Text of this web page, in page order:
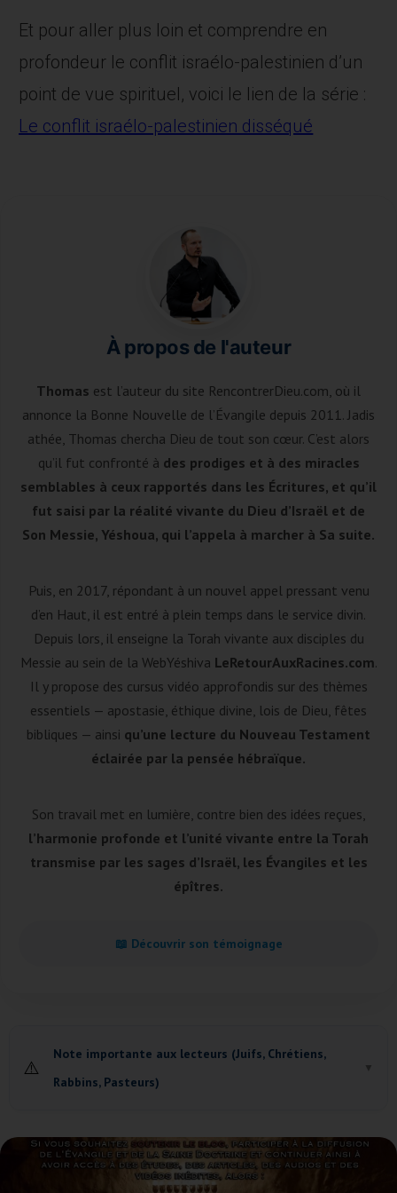
Et pour aller plus loin et comprendre en
profondeur le conflit israélo-palestinien d’un
point de vue spirituel, voici le lien de la série :
Le conflit israélo-palestinien disséqué
À propos de l'auteur
Thomas est l’auteur du site RencontrerDieu.com, où il
annonce la Bonne Nouvelle de l’Évangile depuis 2011. Jadis
athée, Thomas chercha Dieu de tout son cœur. C’est alors
qu’il fut confronté à des prodiges et à des miracles
semblables à ceux rapportés dans les Écritures, et qu’il
fut saisi par la réalité vivante du Dieu d’Israël et de
Son Messie, Yéshoua, qui l’appela à marcher à Sa suite.
Puis, en 2017, répondant à un nouvel appel pressant venu
d’en Haut, il est entré à plein temps dans le service divin.
Depuis lors, il enseigne la Torah vivante aux disciples du
Messie au sein de la WebYéshiva LeRetourAuxRacines.com.
Il y propose des cursus vidéo approfondis sur des thèmes
essentiels — apostasie, éthique divine, lois de Dieu, fêtes
bibliques — ainsi qu’une lecture du Nouveau Testament
éclairée par la pensée hébraïque.
Son travail met en lumière, contre bien des idées reçues,
l’harmonie profonde et l’unité vivante entre la Torah
transmise par les sages d’Israël, les Évangiles et les
épîtres.
📖 Découvrir son témoignage
⚠️
Note importante aux lecteurs (Juifs, Chrétiens,
Rabbins, Pasteurs)
▼